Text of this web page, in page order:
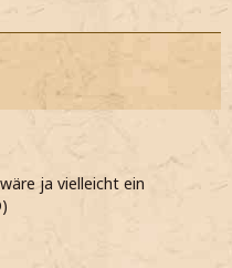
ja vielleicht ein